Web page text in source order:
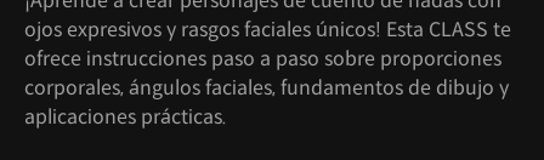
ojos expresivos y rasgos faciales únicos! Esta CLASS te
ofrece instrucciones paso a paso sobre proporciones
corporales, ángulos faciales, fundamentos de dibujo y
aplicaciones prácticas.